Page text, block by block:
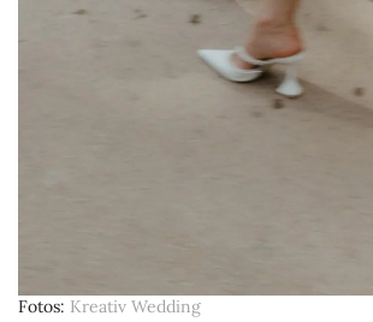
Fotos Kreativ Wedding